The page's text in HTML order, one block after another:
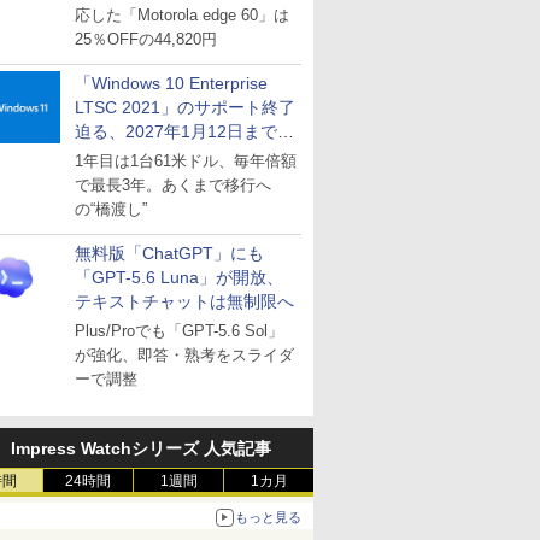
応した「Motorola edge 60」は
25％OFFの44,820円
「Windows 10 Enterprise
LTSC 2021」のサポート終了
迫る、2027年1月12日まで
～ESUは9月1日から販売
1年目は1台61米ドル、毎年倍額
で最長3年。あくまで移行へ
の“橋渡し”
無料版「ChatGPT」にも
「GPT-5.6 Luna」が開放、
テキストチャットは無制限へ
Plus/Proでも「GPT-5.6 Sol」
が強化、即答・熟考をスライダ
ーで調整
Impress Watchシリーズ 人気記事
24時間 1週間 1カ月
もっと見る